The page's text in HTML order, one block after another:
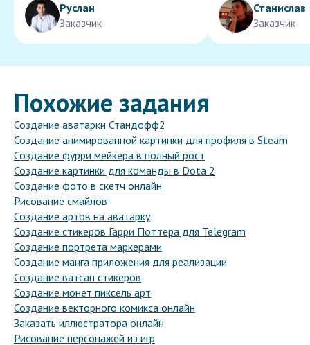
Руслан
Заказчик
Станислав
Заказчик
Похожие задания
Создание аватарки Стандофф2
Создание анимированной картинки для профиля в Steam
Создание фурри мейкера в полный рост
Создание картинки для команды в Dota 2
Создание фото в скетч онлайн
Рисование смайлов
Создание артов на аватарку
Создание стикеров Гарри Поттера для Telegram
Создание портрета маркерами
Создание манга приложения для реализации
Создание ватсап стикеров
Создание монет пиксель арт
Создание векторного комикса онлайн
Заказать иллюстратора онлайн
Рисование персонажей из игр